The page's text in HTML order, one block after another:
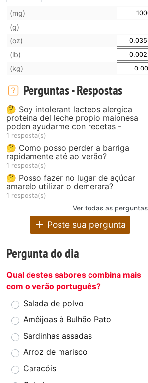
colada
abacaxi com
(mg)
(g)
(oz)
(lb)
(kg)
Perguntas - Respostas
🤔 Soy intolerant lacteos alergica
proteina del leche propio maionesa
poden ayudarme con recetas -
1 resposta(s)
🤔 Como posso perder a barriga
rapidamente até ao verão?
1 resposta(s)
🤔 Posso fazer no lugar de açúcar
amarelo utilizar o demerara?
1 resposta(s)
Ver todas as perguntas
Poste sua pergunta
Pergunta do dia
Qual destes sabores combina mais
com o verão português?
Salada de polvo
Amêijoas à Bulhão Pato
Sardinhas assadas
Arroz de marisco
Caracóis